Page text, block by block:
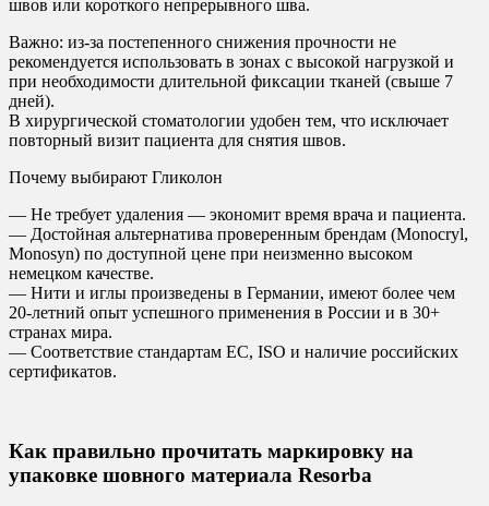
швов или короткого непрерывного шва.
Важно: из-за постепенного снижения прочности не
рекомендуется использовать в зонах с высокой нагрузкой и
при необходимости длительной фиксации тканей (свыше 7
дней).
В хирургической стоматологии удобен тем, что исключает
повторный визит пациента для снятия швов.
Почему выбирают Гликолон
— Не требует удаления — экономит время врача и пациента.
— Достойная альтернатива проверенным брендам (Monocryl,
Monosyn) по доступной цене при неизменно высоком
немецком качестве.
— Нити и иглы произведены в Германии, имеют более чем
20-летний опыт успешного применения в России и в 30+
странах мира.
— Соответствие стандартам ЕС, ISO и наличие российских
сертификатов.
Как правильно прочитать маркировку на
упаковке шовного материала Resorba